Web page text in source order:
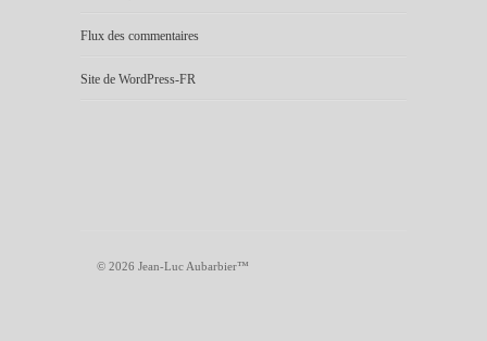
Flux des commentaires
Site de WordPress-FR
© 2026 Jean-Luc Aubarbier™